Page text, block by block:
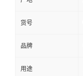
在
线
留
货号
品牌
用途